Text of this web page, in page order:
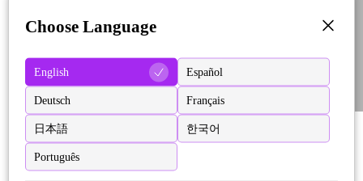
Choose Language
English Español
Deutsch Français
日本語 한국어
Português